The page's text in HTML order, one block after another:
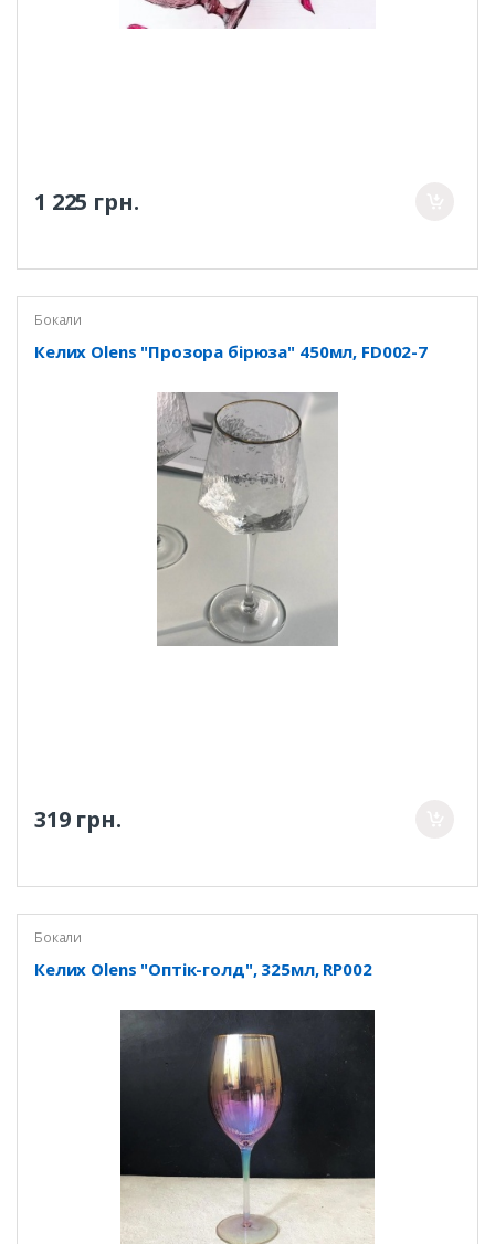
1 225 грн.
Бокали
Келих Olens "Прозора бірюза" 450мл, FD002-7
319 грн.
Бокали
Келих Olens "Оптік-голд", 325мл, RP002